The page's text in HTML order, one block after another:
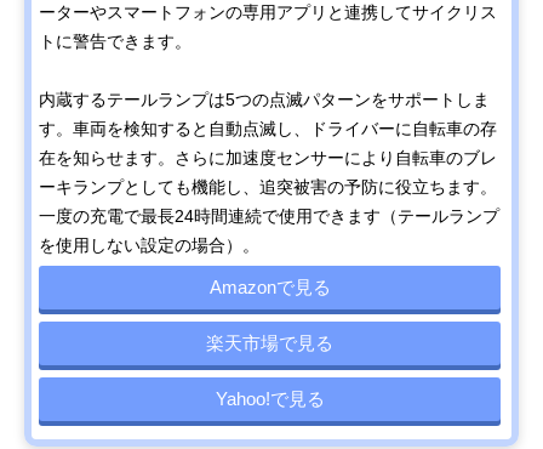
ーターやスマートフォンの専用アプリと連携してサイクリス
トに警告できます。
内蔵するテールランプは5つの点滅パターンをサポートしま
す。車両を検知すると自動点滅し、ドライバーに自転車の存
在を知らせます。さらに加速度センサーにより自転車のブレ
ーキランプとしても機能し、追突被害の予防に役立ちます。
一度の充電で最長24時間連続で使用できます（テールランプ
を使用しない設定の場合）。
Amazonで見る
楽天市場で見る
Yahoo!で見る